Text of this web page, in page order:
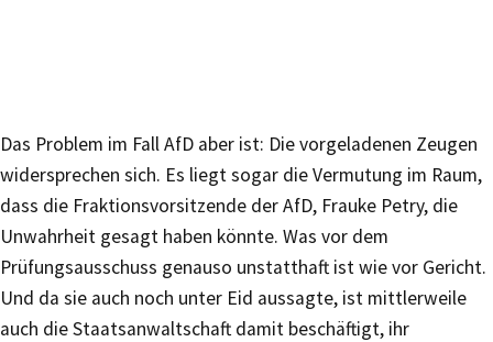
Das Problem im Fall AfD aber ist: Die vorgeladenen Zeugen
widersprechen sich. Es liegt sogar die Vermutung im Raum,
dass die Fraktionsvorsitzende der AfD, Frauke Petry, die
Unwahrheit gesagt haben könnte. Was vor dem
Prüfungsausschuss genauso unstatthaft ist wie vor Gericht.
Und da sie auch noch unter Eid aussagte, ist mittlerweile
auch die Staatsanwaltschaft damit beschäftigt, ihr